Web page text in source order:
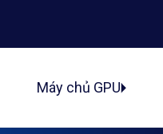
Máy chủ GPU